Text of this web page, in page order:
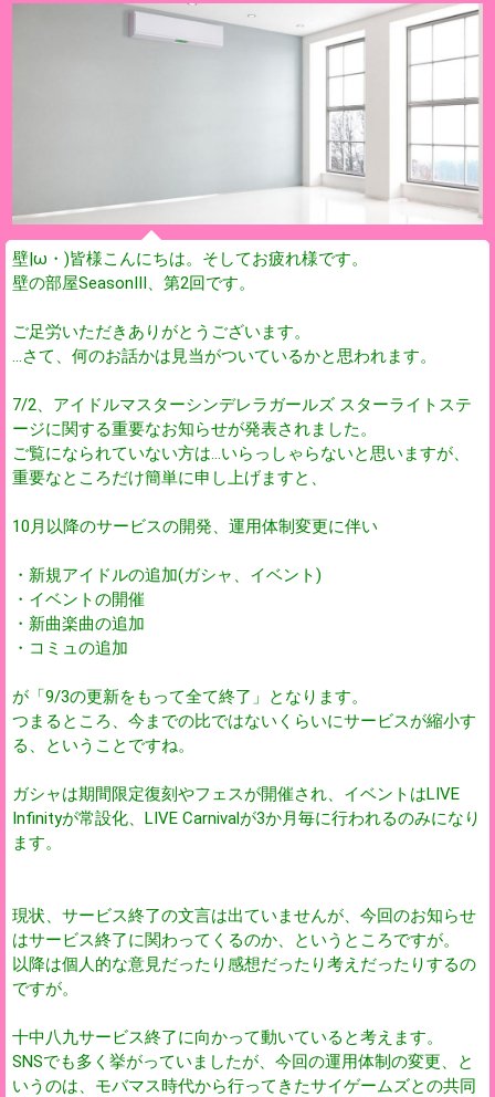
壁|ω・)皆様こんにちは。そしてお疲れ様です。
壁の部屋SeasonⅢ、第2回です。
ご足労いただきありがとうございます。
…さて、何のお話かは見当がついているかと思われます。
7/2、アイドルマスターシンデレラガールズ スターライトステ
ージに関する重要なお知らせが発表されました。
ご覧になられていない方は…いらっしゃらないと思いますが、
重要なところだけ簡単に申し上げますと、
10月以降のサービスの開発、運用体制変更に伴い
・新規アイドルの追加(ガシャ、イベント)
・イベントの開催
・新曲楽曲の追加
・コミュの追加
が「9/3の更新をもって全て終了」となります。
つまるところ、今までの比ではないくらいにサービスが縮小す
る、ということですね。
ガシャは期間限定復刻やフェスが開催され、イベントはLIVE
Infinityが常設化、LIVE Carnivalが3か月毎に行われるのみになり
ます。
現状、サービス終了の文言は出ていませんが、今回のお知らせ
はサービス終了に関わってくるのか、というところですが。
以降は個人的な意見だったり感想だったり考えだったりするの
ですが。
十中八九サービス終了に向かって動いていると考えます。
SNSでも多く挙がっていましたが、今回の運用体制の変更、と
いうのは、モバマス時代から行ってきたサイゲームズとの共同